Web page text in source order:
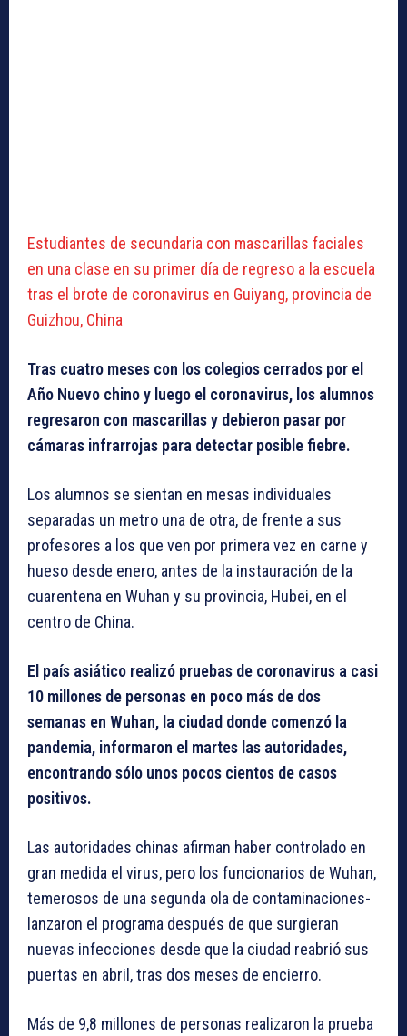
Estudiantes de secundaria con mascarillas faciales
en una clase en su primer día de regreso a la escuela
tras el brote de coronavirus en Guiyang, provincia de
Guizhou, China
Tras cuatro meses con los colegios cerrados por el
Año Nuevo chino y luego el coronavirus, los alumnos
regresaron con mascarillas y debieron pasar por
cámaras infrarrojas para detectar posible fiebre.
Los alumnos se sientan en mesas individuales
separadas un metro una de otra, de frente a sus
profesores a los que ven por primera vez en carne y
hueso desde enero, antes de la instauración de la
cuarentena en Wuhan y su provincia, Hubei, en el
centro de China.
El país asiático realizó pruebas de coronavirus a casi
10 millones de personas en poco más de dos
semanas en Wuhan, la ciudad donde comenzó la
pandemia, informaron el martes las autoridades,
encontrando sólo unos pocos cientos de casos
positivos.
Las autoridades chinas afirman haber controlado en
gran medida el virus, pero los funcionarios de Wuhan,
temerosos de una segunda ola de contaminaciones-
lanzaron el programa después de que surgieran
nuevas infecciones desde que la ciudad reabrió sus
puertas en abril, tras dos meses de encierro.
Más de 9,8 millones de personas realizaron la prueba